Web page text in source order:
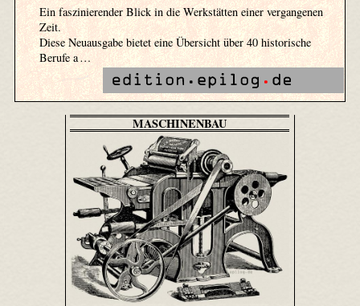
Ein faszinierender Blick in die Werkstätten einer vergangenen
Zeit.
Diese Neuausgabe bietet eine Übersicht über 40 historische
Berufe a …
MASCHINENBAU